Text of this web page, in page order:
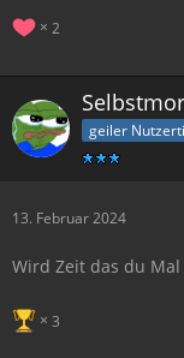
2
geiler
13. Februar 2024
Wird Zeit das du
3